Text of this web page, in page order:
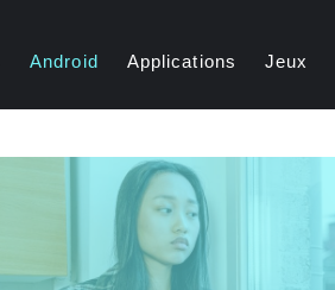
Android Applications Jeux